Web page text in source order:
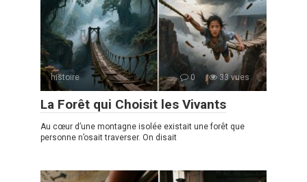
histoire 0 33 vues
La Forêt qui Choisit les Vivants
Au cœur d’une montagne isolée existait une forêt que
personne n’osait traverser. On disait